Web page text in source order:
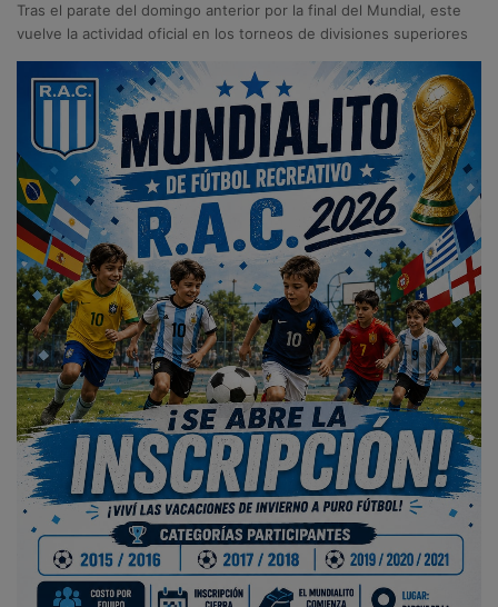
Tras el parate del domingo anterior por la final del Mundial, este
vuelve la actividad oficial en los torneos de divisiones superiores